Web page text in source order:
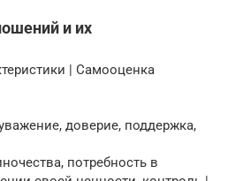
и их
| Самооценка
доверие, поддержка,
потребность в